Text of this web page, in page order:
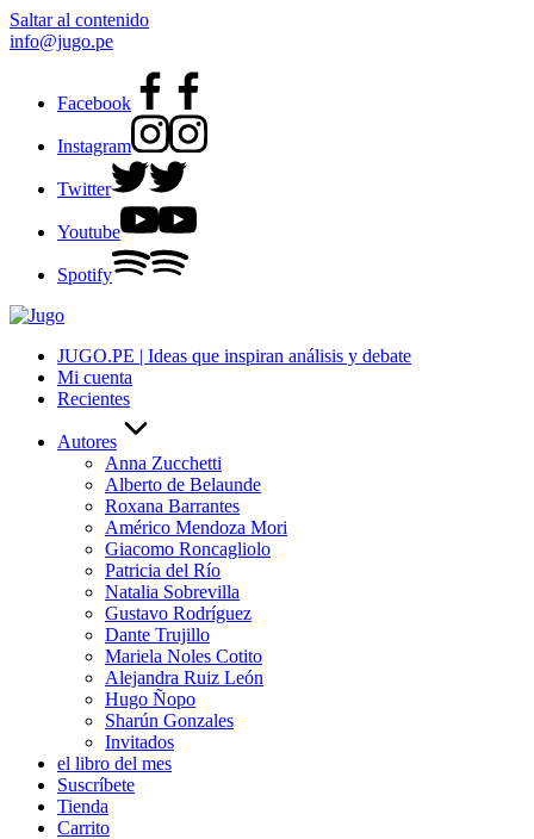
Saltar al contenido
info@jugo.pe
Facebook
Instagram
Twitter
Youtube
Spotify
JUGO.PE | Ideas que inspiran análisis y debate
Mi cuenta
Recientes
Autores
Anna Zucchetti
Alberto de Belaunde
Roxana Barrantes
Américo Mendoza Mori
Giacomo Roncagliolo
Patricia del Río
Natalia Sobrevilla
Gustavo Rodríguez
Dante Trujillo
Mariela Noles Cotito
Alejandra Ruiz León
Hugo Ñopo
Sharún Gonzales
Invitados
el libro del mes
Suscríbete
Tienda
Carrito